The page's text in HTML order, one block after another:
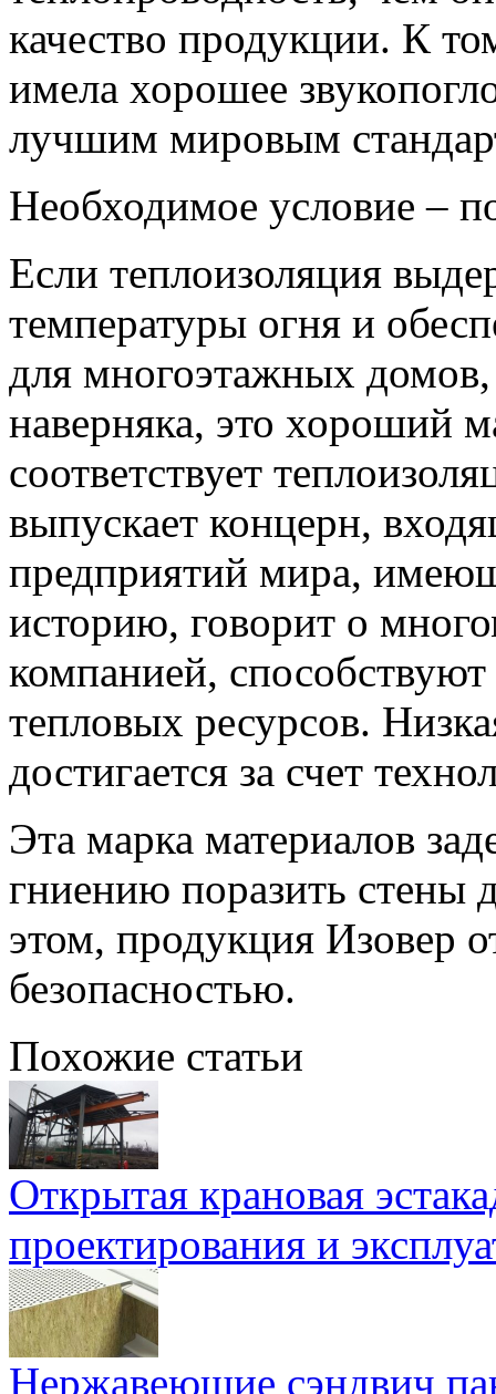
качество продукции. К
имела хорошее
лучшим мировым
Необходимое условие –
Если теплоизоляция
температуры огня и
для многоэтажных домов,
наверняка, это хороший
соответствует
выпускает концерн,
предприятий мира,
историю, говорит о
компанией,
тепловых ресурсов.
достигается за счет
Эта марка материалов
гниению поразить стены
этом, продукция Изовер
безопасностью.
Похожие статьи
Открытая крановая
проектирования и
Нержавеющие сэндвич